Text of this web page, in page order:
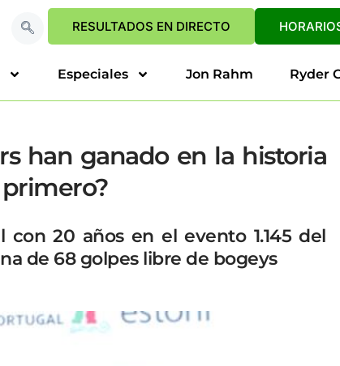
RESULTADOS EN DIRECTO
Especiales Jon Rahm Ryder
han ganado en la historia
20 años en el evento 1.145 del
de 68 golpes libre de bogeys